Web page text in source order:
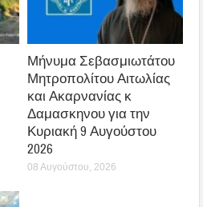
Μήνυμα Σεβασμιωτάτου
Μητροπολίτου Αιτωλίας
και Ακαρνανίας κ
Δαμασκηνου για την
Κυριακή 9 Αυγούστου
2026
08 Αυγούστου, 2026